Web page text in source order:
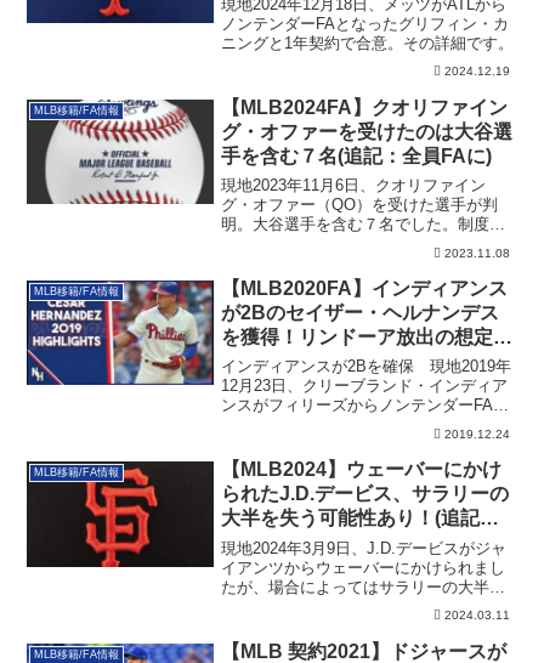
現地2024年12月18日、メッツがATLから
ノンテンダーFAとなったグリフィン・カ
ニングと1年契約で合意。その詳細です。
2024.12.19
MLB移籍/FA情報
【MLB2024FA】クオリファイン
グ・オファーを受けたのは大谷選
手を含む７名(追記：全員FAに)
現地2023年11月6日、クオリファイン
グ・オファー（QO）を受けた選手が判
明。大谷選手を含む７名でした。制度の
2023.11.08
MLB移籍/FA情報
【MLB2020FA】インディアンス
が2Bのセイザー・ヘルナンデス
を獲得！リンドーア放出の想定
か？
インディアンスが2Bを確保 現地2019年
12月23日、クリーブランド・インディア
ンスがフィリーズからノンテンダーFA
2019.12.24
MLB移籍/FA情報
【MLB2024】ウェーバーにかけ
られたJ.D.デービス、サラリーの
大半を失う可能性あり！(追記あ
り)
現地2024年3月9日、J.D.デービスがジャ
イアンツからウェーバーにかけられまし
たが、場合によってはサラリーの大半を
失う可能性あり！その詳細です。2024.03.11
MLB移籍/FA情報
【MLB 契約2021】ドジャースが